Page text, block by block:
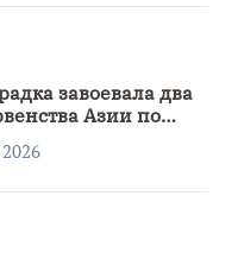
завоевала два
Азии по